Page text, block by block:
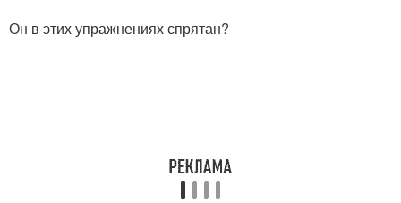
Он в этих упражнениях спрятан?